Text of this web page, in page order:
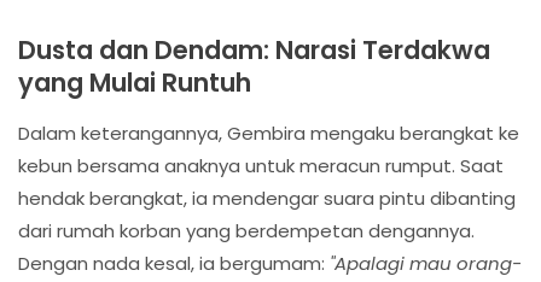
Dusta dan Dendam: Narasi Terdakwa
yang Mulai Runtuh
Dalam keterangannya, Gembira mengaku berangkat ke
kebun bersama anaknya untuk meracun rumput. Saat
hendak berangkat, ia mendengar suara pintu dibanting
dari rumah korban yang berdempetan dengannya.
Dengan nada kesal, ia bergumam: "Apalagi mau orang-